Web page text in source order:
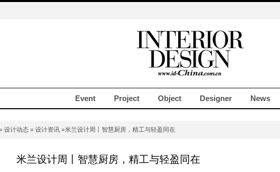
Event Project Object Designer News
设计动态 » 设计资讯 »米兰设计周丨智慧厨房，精工与轻盈同在
米兰设计周丨智慧厨房，精工与轻盈同在